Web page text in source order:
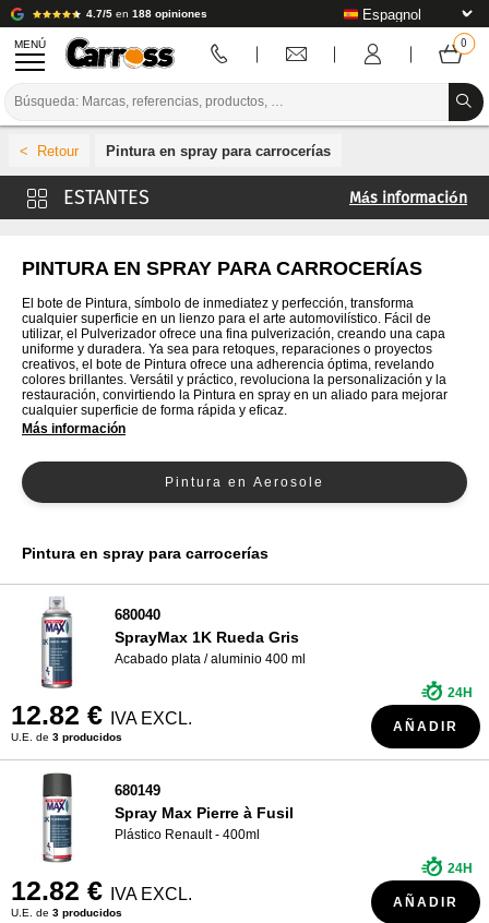
4.7/5 en 188 opiniones
MENÚ
CONSUMIBLES DE CARROCERÍA
HERRAMIENTAS DE CARROCERÍA
EQUIPAMIENTO PARA TALLERES DE CARROCERÍA
MARCAS
INSTALACIÓN DE LABORATORIO
TUTORIALES Y CONSEJOS
Pintura en spray para carrocerías
Bote de plástico
Accesorio Diluyente
Aerosoles Barniz
Más información
PINTURA EN SPRAY PARA CARROCERÍAS
El bote de Pintura, símbolo de inmediatez y perfección, transforma
cualquier superficie en un lienzo para el arte automovilístico. Fácil de
utilizar, el Pulverizador ofrece una fina pulverización, creando una capa
uniforme y duradera. Ya sea para retoques, reparaciones o proyectos
creativos, el bote de Pintura ofrece una adherencia óptima, revelando
colores brillantes. Versátil y práctico, revoluciona la personalización y la
restauración, convirtiendo la Pintura en spray en un aliado para mejorar
cualquier superficie de forma rápida y eficaz.
Más información
Pintura en Aerosole
Pintura en spray para carrocerías
680040
SprayMax 1K Rueda Gris
Acabado plata / aluminio 400 ml
12.82 € IVA EXCL.
U.E. de 3 producidos
24H
AÑADIR
680149
Spray Max Pierre à Fusil
Plástico Renault - 400ml
12.82 € IVA EXCL.
U.E. de 3 producidos
24H
AÑADIR